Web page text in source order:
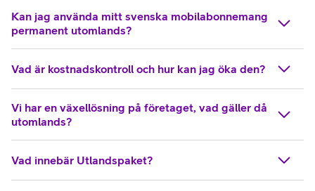
Kan jag använda mitt svenska mobilabonnemang
permanent utomlands?
Vad är kostnadskontroll och hur kan jag öka den?
Vi har en växellösning på företaget, vad gäller då
utomlands?
Vad innebär Utlandspaket?